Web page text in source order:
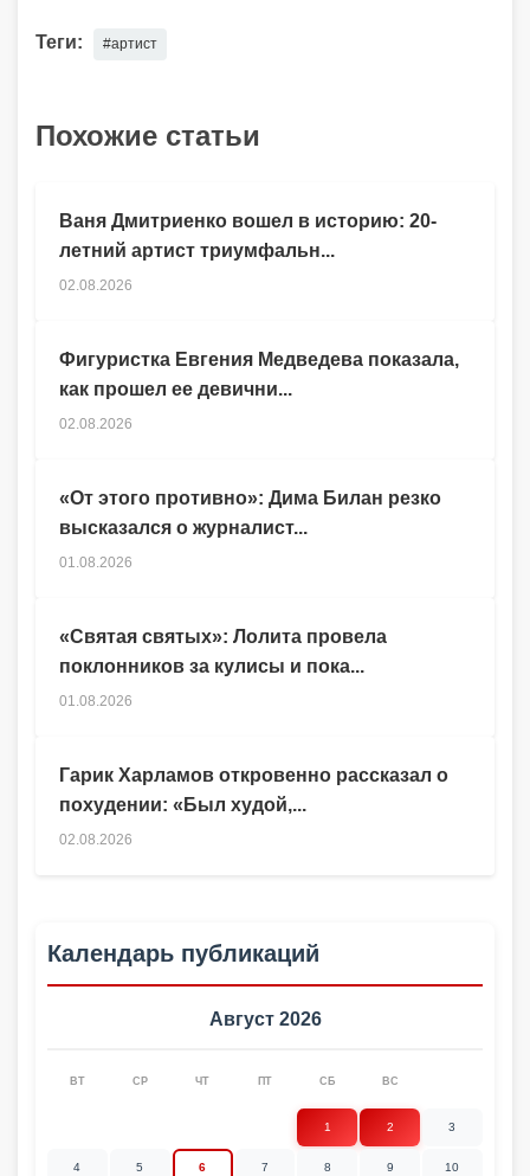
Теги: #артист
Похожие статьи
Гарик Харламов откровенно рассказал о
похудении: «Был худой,...
02.08.2026
Ваня Дмитриенко вошел в историю: 20-
летний артист триумфальн...
02.08.2026
Фигуристка Евгения Медведева показала,
как прошел ее девични...
02.08.2026
«От этого противно»: Дима Билан резко
высказался о журналист...
01.08.2026
«Святая святых»: Лолита провела
поклонников за кулисы и пока...
01.08.2026
Календарь публикаций
Август 2026
ВТ СР ЧТ ПТ СБ ВС
1 2 3
4 5 6 7 8 9 10